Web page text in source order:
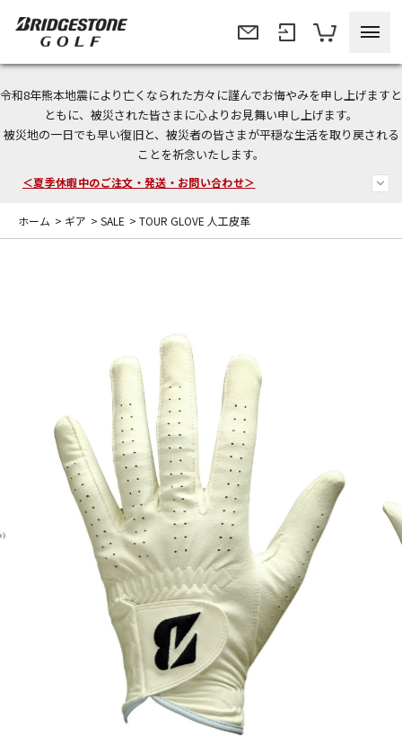
令和8年熊本地震により亡くなられた方々に謹んでお悔やみを申し上げますと
ともに、被災された皆さまに心よりお見舞い申し上げます。
被災地の一日でも早い復旧と、被災者の皆さまが平穏な生活を取り戻される
ことを祈念いたします。
今なら新規会員登録で1,000円OFFクーポンプレゼント！
＜商品配送に関するお知らせ＞
＜夏季休暇中のご注文・発送・お問い合わせ＞
ホーム > ギア > SALE > TOUR GLOVE 人工皮革